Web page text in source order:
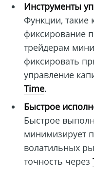
Инструменты
Функции, такие
фиксирование
трейдерам
фиксировать
управление
Time.
Быстрое
Быстрое
минимизирует
волатильных
точность через